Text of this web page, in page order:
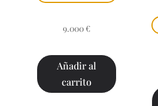
9.000 €
Añadir al
carrito